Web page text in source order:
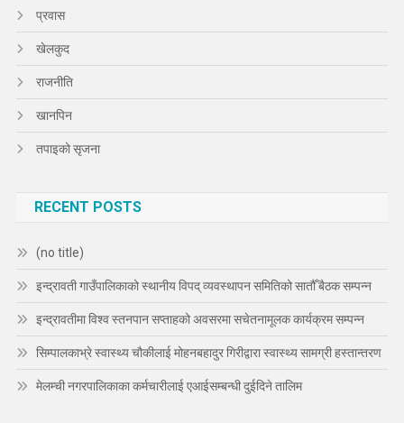
प्रवास
खेलकुद
राजनीति
खानपिन
तपाइको सृजना
RECENT POSTS
(no title)
इन्द्रावती गाउँपालिकाको स्थानीय विपद् व्यवस्थापन समितिको सातौँ बैठक सम्पन्न
इन्द्रावतीमा विश्व स्तनपान सप्ताहको अवसरमा सचेतनामूलक कार्यक्रम सम्पन्न
सिम्पालकाभ्रे स्वास्थ्य चौकीलाई मोहनबहादुर गिरीद्वारा स्वास्थ्य सामग्री हस्तान्तरण
मेलम्ची नगरपालिकाका कर्मचारीलाई एआईसम्बन्धी दुईदिने तालिम